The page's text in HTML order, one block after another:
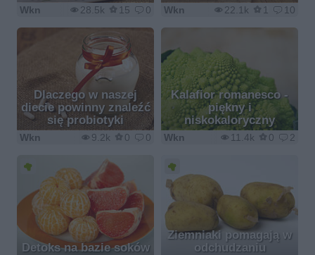
28.5k 15 0
Wkn 22.1k 1 10
Wkn
Dlaczego w naszej
diecie powinny znaleźć
się probiotyki
9.2k 0 0
Wkn
Kalafior romanesco -
piękny i
niskokaloryczny
11.4k 0 2
Wkn
Detoks na bazie soków
Ziemniaki pomagają w
odchudzaniu